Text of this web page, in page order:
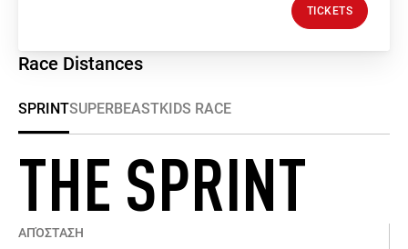
TICKETS
Race Distances
SPRINTSUPERBEASTKIDS RACE
THE SPRINT
ΑΠΌΣΤΑΣΗ